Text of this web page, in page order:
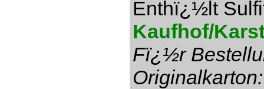
Enthï¿½lt
Kaufhof/
Fï¿½r
Originalkarton: